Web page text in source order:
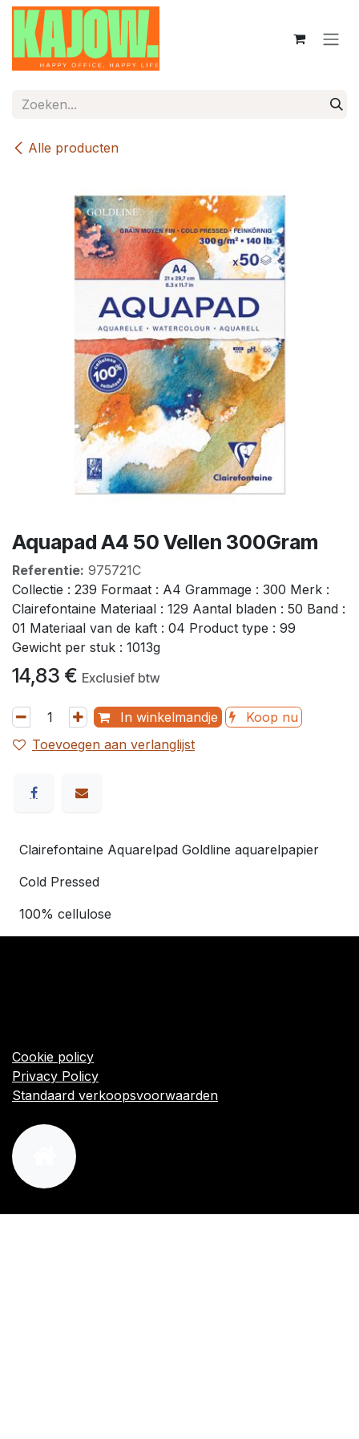
Overslaan naar inhoud
Alle producten
Aquapad A4 50 Vellen 300Gram
Referentie: 975721C
Collectie : 239 Formaat : A4 Grammage : 300 Merk :
Clairefontaine Materiaal : 129 Aantal bladen : 50 Band :
01 Materiaal van de kaft : 04 Product type : 99
Gewicht per stuk : 1013g
14,83 € Exclusief btw
In winkelmandje
Koop nu
Toevoegen aan verlanglijst
Clairefontaine Aquarelpad Goldline aquarelpapier
Cold Pressed
100% cellulose
Cookie policy
Privacy Policy
Standaard verkoopsvoorwaarden